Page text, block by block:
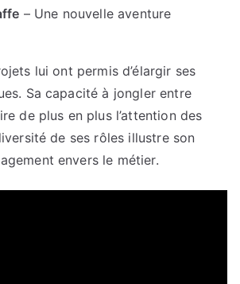
– Une nouvelle aventure
lui ont permis d’élargir ses
Sa capacité à jongler entre
de plus en plus l’attention des
de ses rôles illustre son
envers le métier.